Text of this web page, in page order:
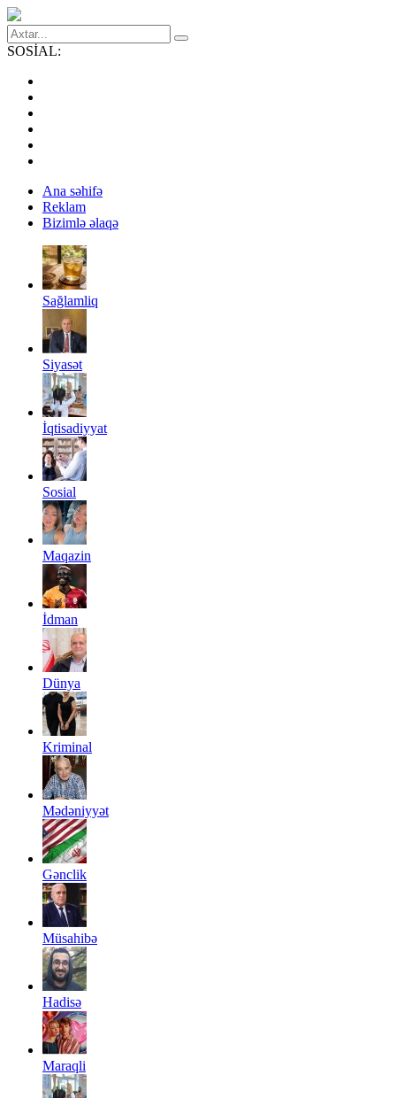
SOSİAL:
Ana səhifə
Reklam
Bizimlə əlaqə
Sağlamliq
Siyasət
İqtisadiyyat
Sosial
Maqazin
İdman
Dünya
Kriminal
Mədəniyyət
Gənclik
Müsahibə
Hadisə
Maraqli